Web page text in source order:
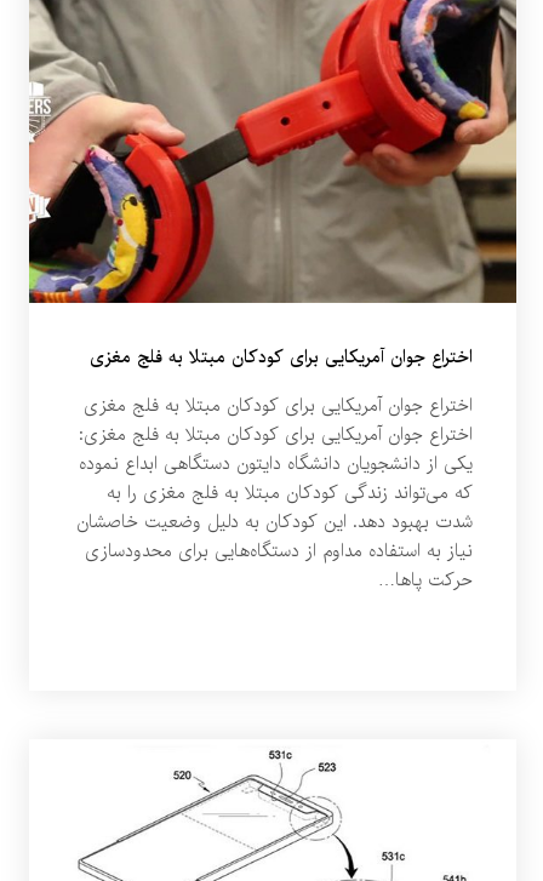
اختراع جوان آمریکایی برای کودکان مبتلا به فلج مغزی
اختراع جوان آمریکایی برای کودکان مبتلا به فلج مغزی
اختراع جوان آمریکایی برای کودکان مبتلا به فلج مغزی:
یکی از دانشجویان دانشگاه دایتون دستگاهی ابداع نموده
که می‌تواند زندگی کودکان مبتلا به فلج مغزی را به
شدت بهبود دهد. این کودکان به دلیل وضعیت خاصشان
نیاز به استفاده مداوم از دستگاه‌هایی برای محدودسازی
حرکت پاها…